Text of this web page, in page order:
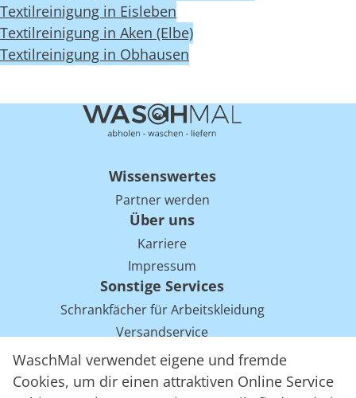
WaschMal verwendet eigene und fremde
Cookies, um dir einen attraktiven Online Service
Textilreinigung in Eisleben
Textilreinigung in Aken (Elbe)
Textilreinigung in Obhausen
Wissenswertes
Partner werden
Über uns
Karriere
Impressum
Sonstige Services
Schrankfächer für Arbeitskleidung
Versandservice
Einsparpotentiale für Mietwäsche bei Arbeitskleidung
Arbeitskleidung Tracking mit RFID